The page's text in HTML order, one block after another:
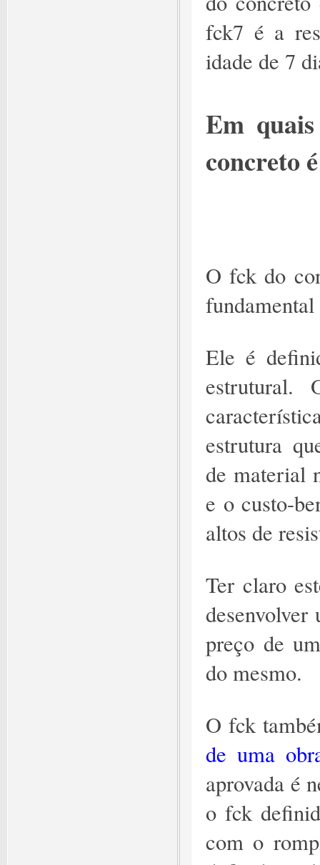
fck7 é a
idade de 7
Em
concreto
O fck do
Ele é
estrutural.
estrutura
de material
e o custo-
altos de
Ter claro
preço de
do mesmo.
O fck
de uma
aprovada é
o fck
com o